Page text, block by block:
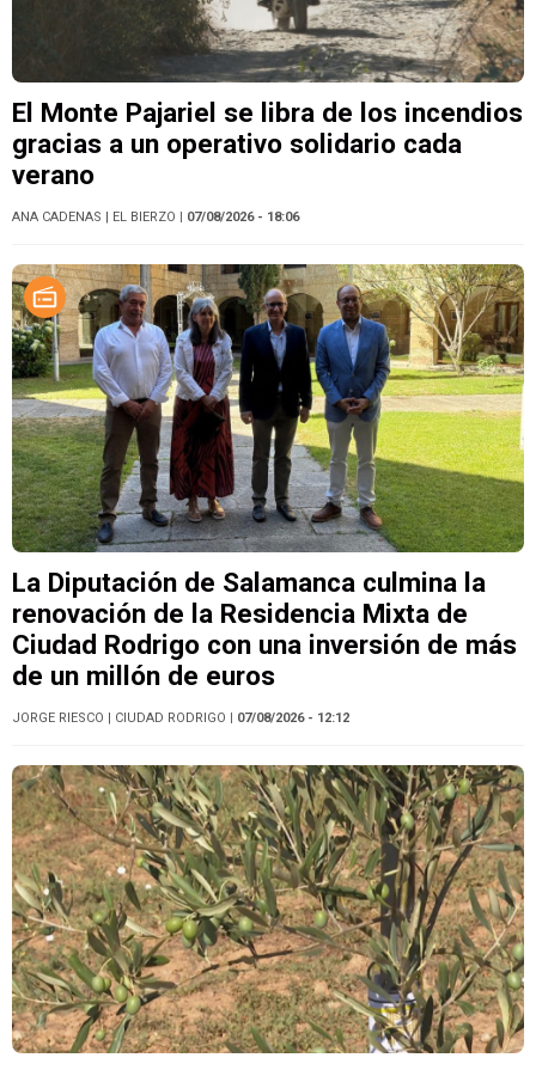
El Monte Pajariel se libra de los incendios
gracias a un operativo solidario cada
verano
ANA CADENAS | EL BIERZO | 07/08/2026 - 18:06
La Diputación de Salamanca culmina la
renovación de la Residencia Mixta de
Ciudad Rodrigo con una inversión de más
de un millón de euros
JORGE RIESCO | CIUDAD RODRIGO | 07/08/2026 - 12:12